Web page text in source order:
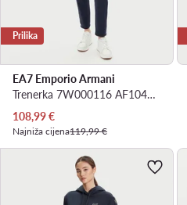
Prilika
EA7 Emporio Armani
Trenerka 7W000116 AF10443 UB102 Tamnoplava Regular Fit
Trenutna cijena
108,99€
Najniža cijena119,99 €